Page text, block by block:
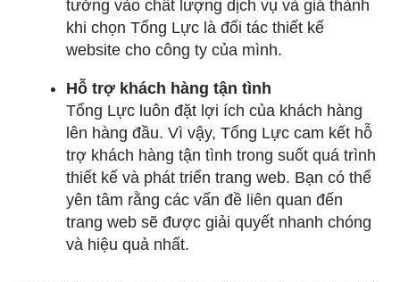
tưởng vào chất lượng dịch vụ và giá thành
khi chọn Tổng Lực là đối tác thiết kế
website cho công ty của mình.
Hỗ trợ khách hàng tận tình
Tổng Lực luôn đặt lợi ích của khách hàng
lên hàng đầu. Vì vậy, Tổng Lực cam kết hỗ
trợ khách hàng tận tình trong suốt quá trình
thiết kế và phát triển trang web. Bạn có thể
yên tâm rằng các vấn đề liên quan đến
trang web sẽ được giải quyết nhanh chóng
và hiệu quả nhất.